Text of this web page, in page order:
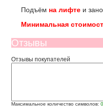
Подъём на лифте и
Минимальная
Отзывы
Отзывы покупателей
Максимальное количество символов: 0